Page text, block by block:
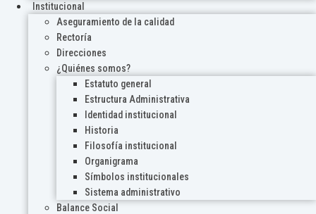
Institucional
Aseguramiento de la calidad
Rectoría
Direcciones
¿Quiénes somos?
Estatuto general
Estructura Administrativa
Identidad institucional
Historia
Filosofía institucional
Organigrama
Símbolos institucionales
Sistema administrativo
Balance Social